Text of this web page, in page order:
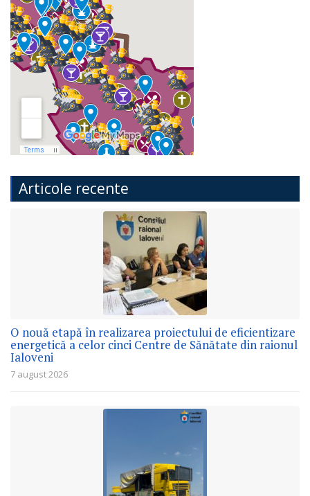
Articole recente
O nouă etapă în realizarea proiectului de eficientizare
energetică a celor cinci Centre de Sănătate din raionul
Ialoveni
7 august 2026